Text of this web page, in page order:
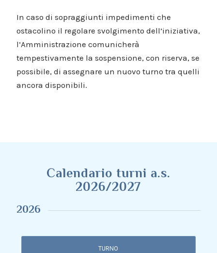
In caso di sopraggiunti impedimenti che
ostacolino il regolare svolgimento dell’iniziativa,
l’Amministrazione comunicherà
tempestivamente la sospensione, con riserva, se
possibile, di assegnare un nuovo turno tra quelli
ancora disponibili.
Calendario turni a.s.
2026/2027
2026
TURNO